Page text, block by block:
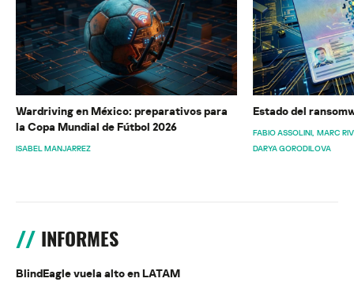
Wardriving en México: preparativos para
la Copa Mundial de Fútbol 2026
ISABEL MANJARREZ
Estado del
FABIO ASSOLINI MARC
DARYA GORODILOVA
INFORMES
BlindEagle vuela alto en LATAM